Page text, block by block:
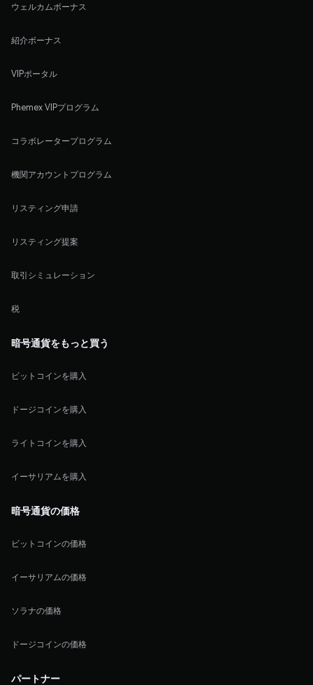
ウェルカムボーナス
紹介ボーナス
VIPポータル
Phemex VIPプログラム
コラボレータープログラム
機関アカウントプログラム
リスティング申請
リスティング提案
取引シミュレーション
税
暗号通貨をもっと買う
ビットコインを購入
ドージコインを購入
ライトコインを購入
イーサリアムを購入
暗号通貨の価格
ビットコインの価格
イーサリアムの価格
ソラナの価格
ドージコインの価格
パートナー